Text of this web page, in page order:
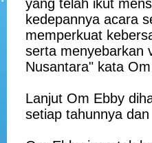
yang telah ikut
kedepannya acara
memperkuat
serta menyebarkan
Nusantara" kata
Lanjut Om Ebby
setiap tahunnya